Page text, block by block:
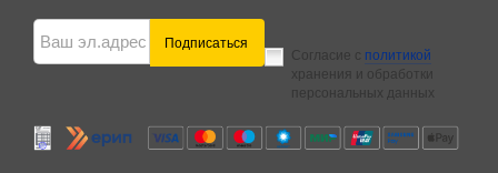
Подписаться
Согласие с политикой
хранения и обработки
персональных данных